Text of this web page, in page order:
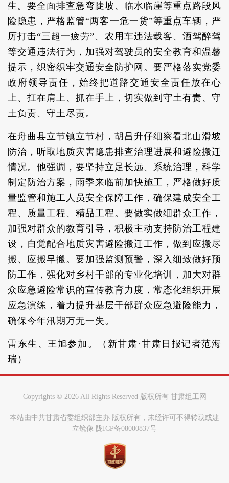
生。要全面排查急弯陡坡、临水临崖等重点路段风
险隐患，严格监管“两客一危一货”等重点车辆，严
厉打击“三超一疲劳”、农用车违法载客、酒驾醉驾
等交通违法行为，加强对驾驶员的安全教育和温馨
提示，织密织牢交通安全防护网。要严格落实党委
政府领导责任，始终把道路交通安全责任放在心
上、扛在肩上、抓在手上，切实做到守土有责、守
土负责、守土尽责。
在舟曲县立节镇立节村，胡昌升仔细察看北山滑坡
防治，听取地质灾害隐患排查治理进展和避险搬迁
情况。他强调，要坚持立足长远、系统治理，科学
制定防治方案，雨季来临前加快施工，严格做好质
量监管和施工人员安全保障工作，确保建成安全工
程、质量工程、精品工程。要做实做细群众工作，
加强对群众的教育引导，积极主动支持防治工程建
设，自觉配合地质灾害避险搬迁工作，做到应搬尽
搬、应搬早搬。要加强监测预警，深入细致做好预
防工作，强化对乡村干部的专业化培训，加大对群
众应急避险常识的宣传教育力度，常态化组织开展
应急演练，着力提升基层干部群众应急避险能力，
确保今年汛期万无一失。
雷东生、王旭参加。（新甘肃·甘肃日报记者范海
瑞）
Copyrights © 2026 All Rights Reserved 版权所有 甘肃组工网
本站由中共甘肃省委组织部主办 版权所有，未经许可不得转载或建
立镜像 陇ICP备08000837号